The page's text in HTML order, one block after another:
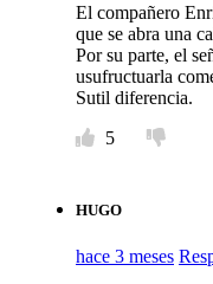
El compañero
que se abra una
Por su parte, el
usufructuarla
Sutil diferencia.
5
HUGO
hace 3 meses